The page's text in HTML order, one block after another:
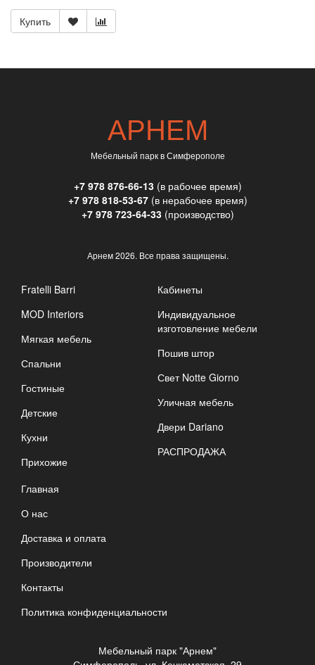
Купить
АРНЕМ
Мебельный парк в Симферополе
+7 978 876-66-13(в рабочее время)
+7 978 818-53-67(в нерабочее время)
+7 978 723-64-33(производство)
Арнем2026. Все права защищены.
Fratelli Barri
MOD Interiors
Мягкая мебель
Спальни
Гостиные
Детские
Кухни
Прихожие
Кабинеты
Индивидуальное
изготовление мебели
Пошив штор
Свет Notte Giorno
Уличная мебель
Двери Dariano
РАСПРОДАЖА
Главная
О нас
Доставка и оплата
Производители
Контакты
Политика конфиденциальности
Мебельный парк "Арнем"